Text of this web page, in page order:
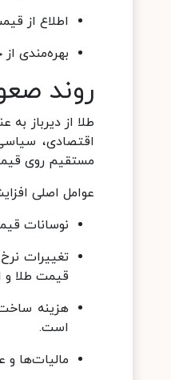
اطلاع از
بهره‌مندی
روند
طلا از دیرباز
اقتصادی،
مستقیم روی
عوامل اصلی
نوسانات
تغییرات
قیمت طلا و
هزینه
است.
مالیات‌ها و